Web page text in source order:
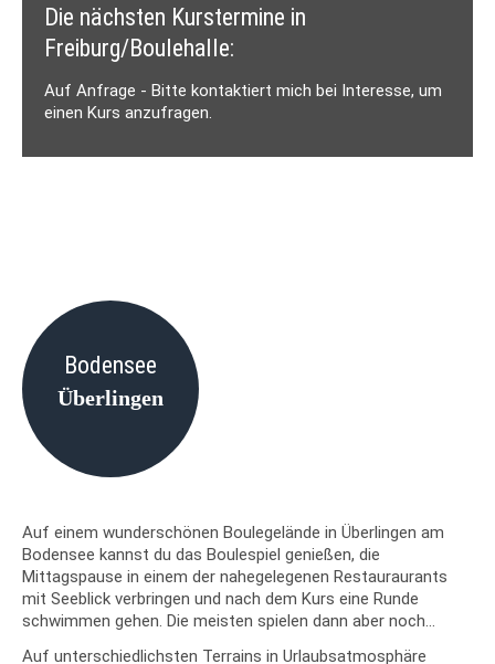
Die nächsten Kurstermine in
Freiburg/Boulehalle:
Auf Anfrage - Bitte kontaktiert mich bei Interesse, um
einen Kurs anzufragen.
Bodensee
Überlingen
Auf einem wunderschönen Boulegelände in Überlingen am
Bodensee kannst du das Boulespiel genießen, die
Mittagspause in einem der nahegelegenen Restauraurants
mit Seeblick verbringen und nach dem Kurs eine Runde
schwimmen gehen. Die meisten spielen dann aber noch...
Auf unterschiedlichsten Terrains in Urlaubsatmosphäre